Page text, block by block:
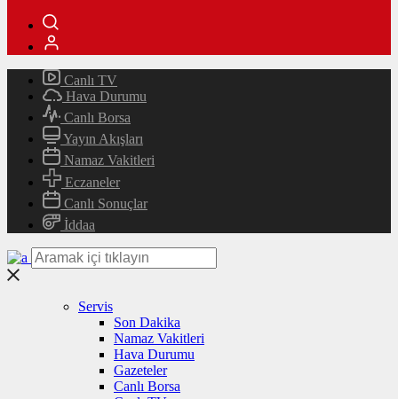
Canlı TV
Hava Durumu
Canlı Borsa
Yayın Akışları
Namaz Vakitleri
Eczaneler
Canlı Sonuçlar
İddaa
Servis
Son Dakika
Namaz Vakitleri
Hava Durumu
Gazeteler
Canlı Borsa